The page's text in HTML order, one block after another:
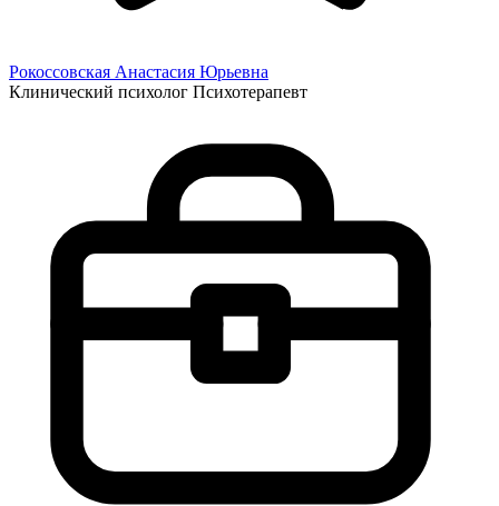
Рокоссовская Анастасия Юрьевна
Клинический психолог Психотерапевт